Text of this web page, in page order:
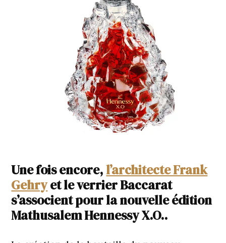
Une fois encore,l’architecte Frank
Gehryet le verrier Baccarat
s’associent pour la nouvelle édition
Mathusalem Hennessy X.O..